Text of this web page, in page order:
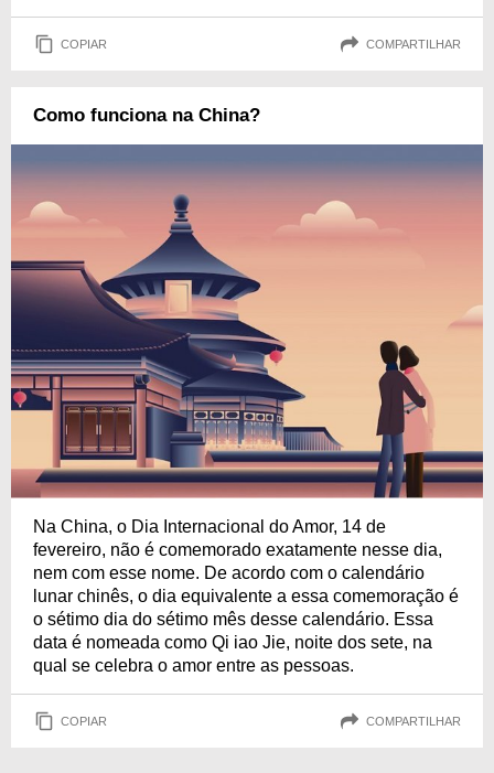
COPIAR COMPARTILHAR
Como funciona na China?
Na China, o Dia Internacional do Amor, 14 de
fevereiro, não é comemorado exatamente nesse dia,
nem com esse nome. De acordo com o calendário
lunar chinês, o dia equivalente a essa comemoração é
o sétimo dia do sétimo mês desse calendário. Essa
data é nomeada como Qi iao Jie, noite dos sete, na
qual se celebra o amor entre as pessoas.
COPIAR COMPARTILHAR